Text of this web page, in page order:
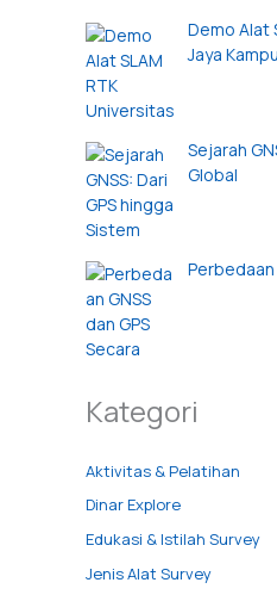
Demo Alat
Jaya
Sejarah
Global
Perbedaan
Kategori
Aktivitas & Pelatihan
Dinar Explore
Edukasi & Istilah Survey
Jenis Alat Survey